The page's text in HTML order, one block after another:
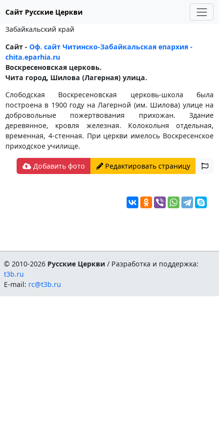
Сайт Русские Церкви
Забайкальский край
Сайт - Оф. сайт Читинско-Забайкальская епархия -
chita.eparhia.ru
Воскресеновская церковь.
Чита город, Шилова (Лагерная) улица.
Слободская Воскресеновская церковь-школа была
построена в 1900 году на Лагерной (им. Шилова) улице на
добровольные пожертвования прихожан. Здание
деревянное, кровля железная. Колокольня отдельная,
временная, 4-стенная. При церкви имелось Воскресенское
приходское училище.
Добавить фото Редактировать страницу
© 2010-2026 Русские Церкви / Разработка и поддержка:
t3b.ru
E-mail: rc@t3b.ru